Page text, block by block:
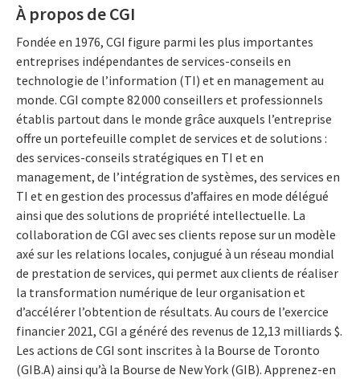
À propos de CGI
Fondée en 1976, CGI figure parmi les plus importantes
entreprises indépendantes de services-conseils en
technologie de l’information (TI) et en management au
monde. CGI compte 82 000 conseillers et professionnels
établis partout dans le monde grâce auxquels l’entreprise
offre un portefeuille complet de services et de solutions :
des services-conseils stratégiques en TI et en
management, de l’intégration de systèmes, des services en
TI et en gestion des processus d’affaires en mode délégué
ainsi que des solutions de propriété intellectuelle. La
collaboration de CGI avec ses clients repose sur un modèle
axé sur les relations locales, conjugué à un réseau mondial
de prestation de services, qui permet aux clients de réaliser
la transformation numérique de leur organisation et
d’accélérer l’obtention de résultats. Au cours de l’exercice
financier 2021, CGI a généré des revenus de 12,13 milliards $.
Les actions de CGI sont inscrites à la Bourse de Toronto
(GIB.A) ainsi qu’à la Bourse de New York (GIB). Apprenez-en